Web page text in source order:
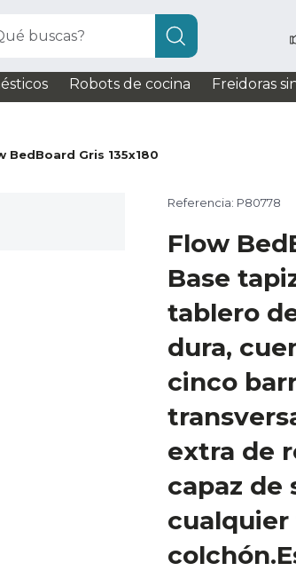
buscas?
Robots de cocina Freidoras
BedBoard Gris 135x180
Referencia: P80778
Flow
Base
tablero
dura,
cinco
extra de
capaz de